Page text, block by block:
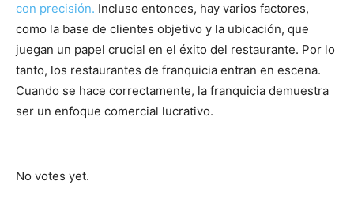
con precisión. Incluso entonces, hay varios factores,
como la base de clientes objetivo y la ubicación, que
juegan un papel crucial en el éxito del restaurante. Por lo
tanto, los restaurantes de franquicia entran en escena.
Cuando se hace correctamente, la franquicia demuestra
ser un enfoque comercial lucrativo.
No votes yet.